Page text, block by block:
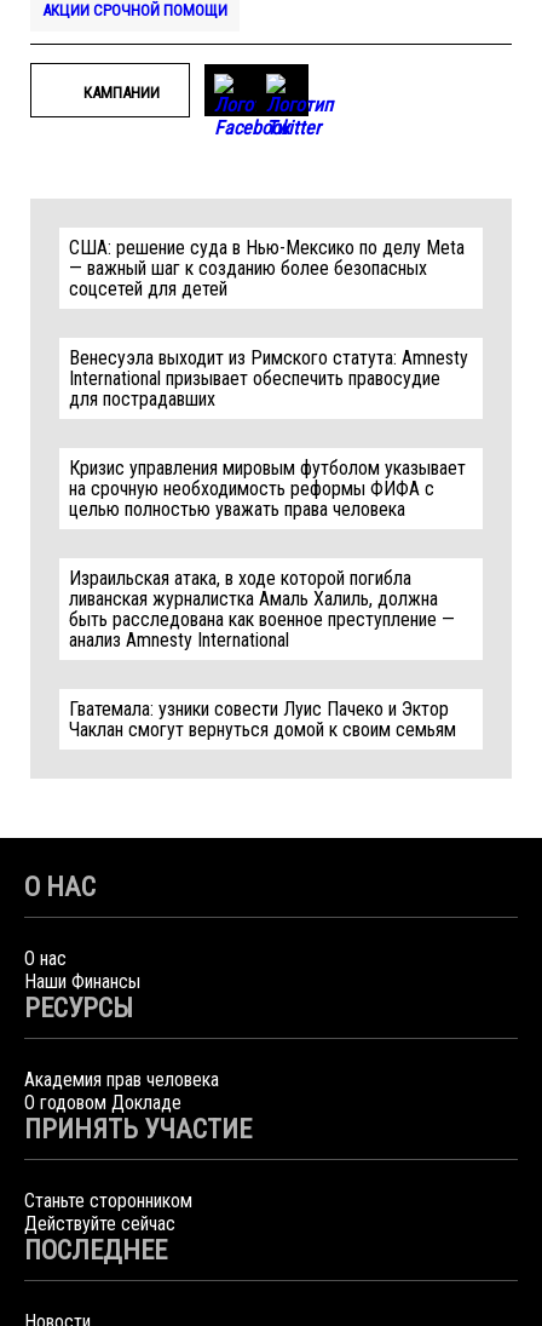
АКЦИИ СРОЧНОЙ ПОМОЩИ
КАМПАНИИ
США: решение суда в Нью-Мексико по делу Meta
— важный шаг к созданию более безопасных
соцсетей для детей
Венесуэла выходит из Римского статута: Amnesty
International призывает обеспечить правосудие
для пострадавших
Кризис управления мировым футболом указывает
на срочную необходимость реформы ФИФА с
целью полностью уважать права человека
Израильская атака, в ходе которой погибла
ливанская журналистка Амаль Халиль, должна
быть расследована как военное преступление —
анализ Amnesty International
Гватемала: узники совести Луис Пачеко и Эктор
Чаклан смогут вернуться домой к своим семьям
О НАС
О нас
Наши Финансы
РЕСУРСЫ
Академия прав человека
О годовом Докладе
ПРИНЯТЬ УЧАСТИЕ
Станьте сторонником
Действуйте сейчас
ПОСЛЕДНЕЕ